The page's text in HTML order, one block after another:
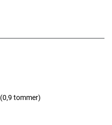
tommer)